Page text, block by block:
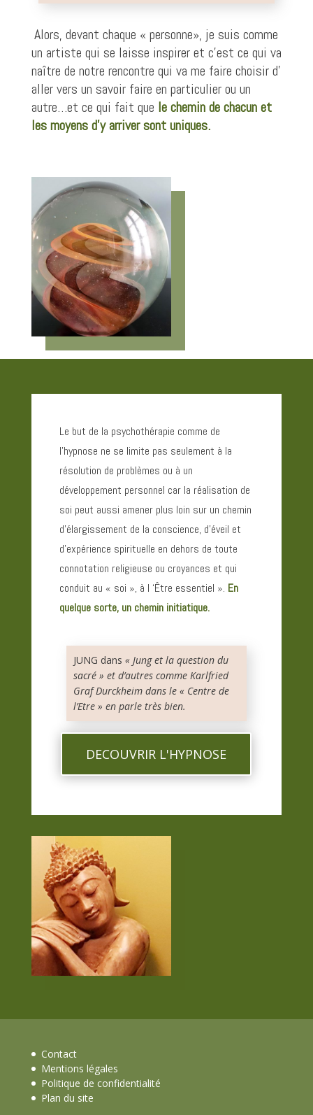
Alors, devant chaque « personne», je suis comme
un artiste qui se laisse inspirer et c’est ce qui va
naître de notre rencontre qui va me faire choisir d’
aller vers un savoir faire en particulier ou un
autre…et ce qui fait que le chemin de chacun et
les moyens d’y arriver sont uniques.
Le but de la psychothérapie comme de
l’hypnose ne se limite pas seulement à la
résolution de problèmes ou à un
développement personnel car la réalisation de
soi peut aussi amener plus loin sur un chemin
d’élargissement de la conscience, d’éveil et
d’expérience spirituelle en dehors de toute
connotation religieuse ou croyances et qui
conduit au « soi », à l ‘Être essentiel ». En
quelque sorte, un chemin initiatique.
JUNG dans « Jung et la question du
sacré » et d’autres comme Karlfried
Graf Durckheim dans le « Centre de
l’Etre » en parle très bien.
DECOUVRIR L'HYPNOSE
Contact
Mentions légales
Politique de confidentialité
Plan du site